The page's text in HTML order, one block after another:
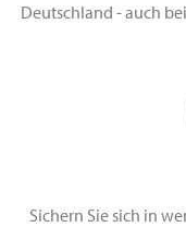
Deutschland - auch
Sichern Sie sich in